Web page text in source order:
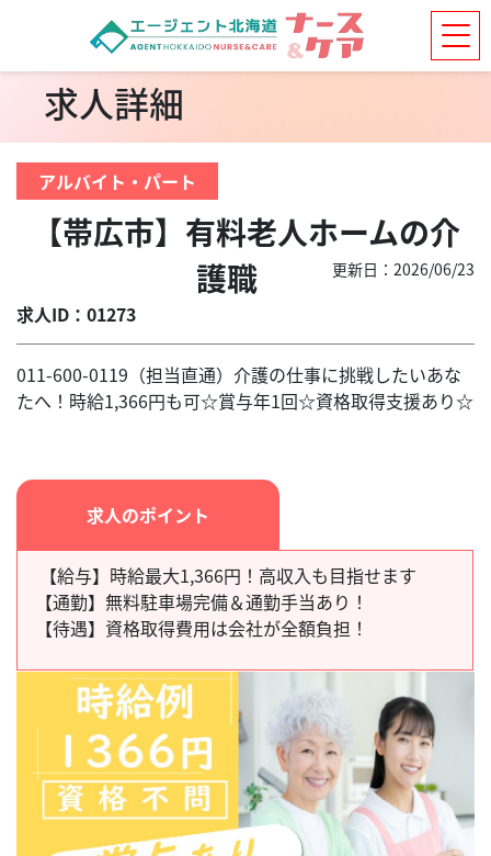
求人詳細
アルバイト・パート
【帯広市】有料老人ホームの介
護職
求人ID：01273
更新日：2026/06/23
011-600-0119（担当直通）介護の仕事に挑戦したいあな
たへ！時給1,366円も可☆賞与年1回☆資格取得支援あり☆
求人のポイント
【給与】時給最大1,366円！高収入も目指せます
【通勤】 無料駐車場完備＆通勤手当あり！
【待遇】 資格取得費用は会社が全額負担！